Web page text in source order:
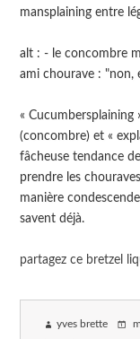
mansplaining entre
alt : - le concombre
ami chourave : "non,
«
(concombre) et «
fâcheuse tendance
prendre les
manière
savent déjà.
partagez ce bretzel
yves brette